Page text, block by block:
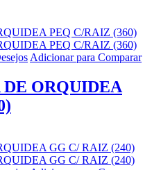
Adicionar para Comparar
ORQUIDEA